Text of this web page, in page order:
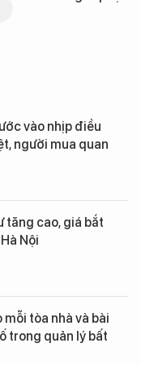
vào nhịp điều
người mua quan
tăng cao, giá bắt
Nội
mỗi tòa nhà và bài
trong quản lý bất